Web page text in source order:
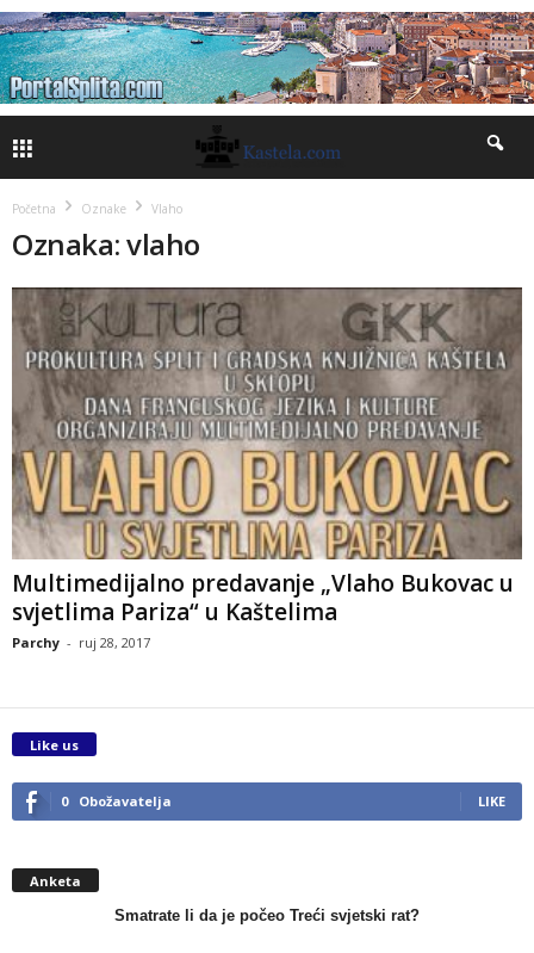
Početna Oznake Vlaho
Oznaka: vlaho
Multimedijalno predavanje „Vlaho Bukovac u
svjetlima Pariza“ u Kaštelima
Parchy - ruj 28, 2017
Like us
0 Obožavatelja LIKE
Anketa
Smatrate li da je počeo Treći svjetski rat?